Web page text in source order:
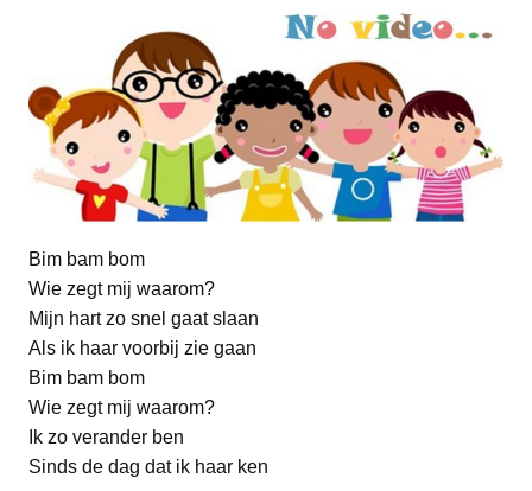
Bim bam bom
Wie zegt mij waarom?
Mijn hart zo snel gaat slaan
Als ik haar voorbij zie gaan
Bim bam bom
Wie zegt mij waarom?
Ik zo verander ben
Sinds de dag dat ik haar ken